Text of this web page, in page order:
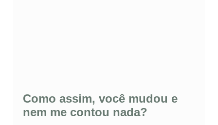
Como assim, você mudou e
nem me contou nada?